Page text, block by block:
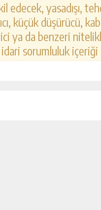
edecek, yasadışı,
küçük düşürücü,
ya da benzeri
sorumluluk